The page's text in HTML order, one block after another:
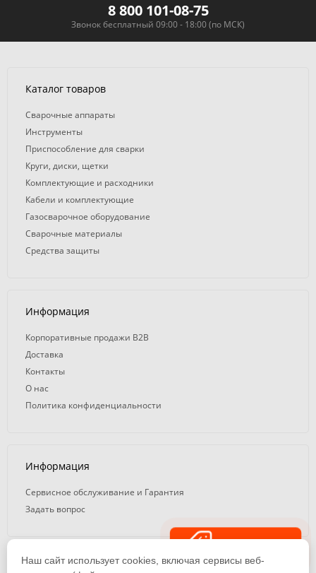
8 800 101-08-75
Звонок бесплатный 09:00 - 18:00 (по МСК)
Каталог товаров
Сварочные аппараты
Инструменты
Приспособление для сварки
Круги, диски, щетки
Комплектующие и расходники
Кабели и комплектующие
Газосварочное оборудование
Сварочные материалы
Средства защиты
Информация
Корпоративные продажи B2B
Доставка
Контакты
О нас
Политика конфиденциальности
Информация
Сервисное обслуживание и Гарантия
Задать вопрос
© 2008 — 2026. ООО «ТК Вэлд Плюс»
Наш сайт использует cookies, включая сервисы веб-